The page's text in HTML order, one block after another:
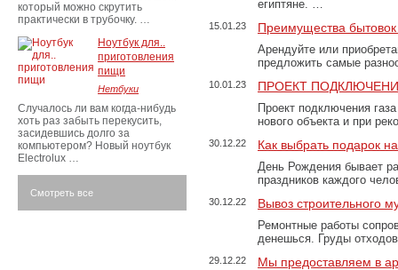
египтяне. …
15.01.23 Преимущества
Арендуйте или
предложить самые
10.01.23 ПРОЕКТ
Проект подключения
нового объекта и при
30.12.22 Как выбрать подарок
День Рождения бывает
праздников каждого
30.12.22 Вывоз строительного
Ремонтные работы
денешься. Груды
29.12.22
Мы предоставляем в
который можно скрутить
практически в трубочку. …
Ноутбук для..
приготовления
пищи
Нетбуки
Случалось ли вам когда-нибудь
хоть раз забыть перекусить,
засидевшись долго за
компьютером? Новый ноутбук
Electrolux …
Смотреть все